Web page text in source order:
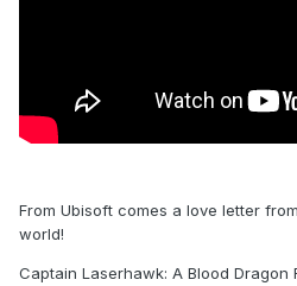
From Ubisoft comes a love letter
world!
Captain Laserhawk: A Blood Dragon